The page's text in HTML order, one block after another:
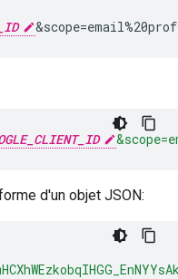
d'un objet JSON: